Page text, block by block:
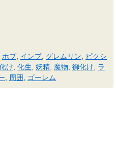
ホブ インプ, グレムリン
ピクシ
け 化生 妖精 魔物 御化け
ラ
周囲 ゴーレム